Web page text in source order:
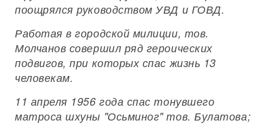
поощрялся руководством УВД и ГОВД.
Работая в городской милиции, тов.
Молчанов совершил ряд героических
подвигов, при которых спас жизнь 13
человекам.
11 апреля 1956 года спас тонувшего
матроса шхуны "Осьминог" тов. Булатова;